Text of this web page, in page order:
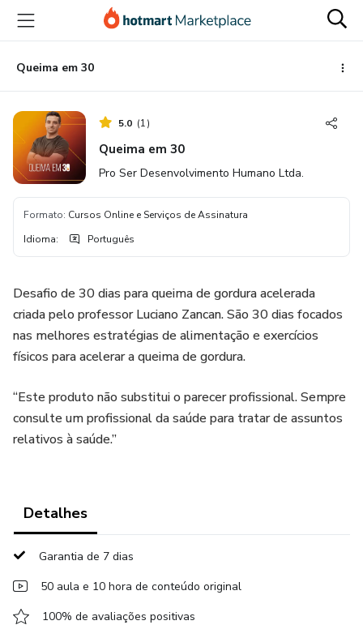
para
conteúdo
principal
para
pagamento
para
rodapé
Queima em 30
5.0 (1)
Queima em 30
Pro Ser Desenvolvimento Humano Ltda.
Formato: Cursos Online e Serviços de Assinatura
Idioma: Português
Desafio de 30 dias para queima de gordura acelerada
criada pelo professor Luciano Zancan. São 30 dias focados
nas melhores estratégias de alimentação e exercícios
físicos para acelerar a queima de gordura.
“Este produto não substitui o parecer profissional. Sempre
consulte um profissional da saúde para tratar de assuntos
relativos à saúde.”
Detalhes
Garantia de 7 dias
50 aula e 10 hora de conteúdo original
100% de avaliações positivas